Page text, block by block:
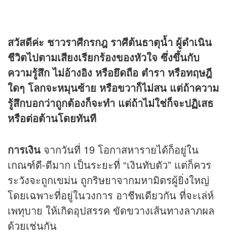
สวัสดีค่ะ ชาวราศีกรกฎ ราศีต้นธาตุน้ำ ผู้ดำเนิน
ชีวิตไปตามเสียงเรียกร้องของหัวใจ ซึ่งขึ้นกับ
ความรู้สึก ไม่อ้างอิง หรือยึดถือ ตำรา หรือทฤษฎี
ใดๆ โลกจะหมุนซ้าย หรือขวาก็ไม่สน แต่ถ้าความ
รู้สึกบอกว่าถูกต้องก็จะทำ แต่ถ้าไม่ใช่ก็จะปฏิเสธ
หรือต่อต้านโดยทันที
การเงิน จากวันที่ 19 โอกาสหารายได้ก็อยู่ใน
เกณฑ์ดี-ดีมาก เป็นระยะที่ “เงินทับตัว” แต่ก็ควร
ระวังจะถูกเขม่น ถูกริษยาจากมหามิตรผู้ยิ่งใหญ่
โดยเฉพาะที่อยู่ในวงการ อาชีพเดียวกัน ที่จะเล่ห์
เพทุบาย ให้เกิดอุปสรรค ขัดขวางเส้นทางลาภผล
ด้วยเช่นกัน